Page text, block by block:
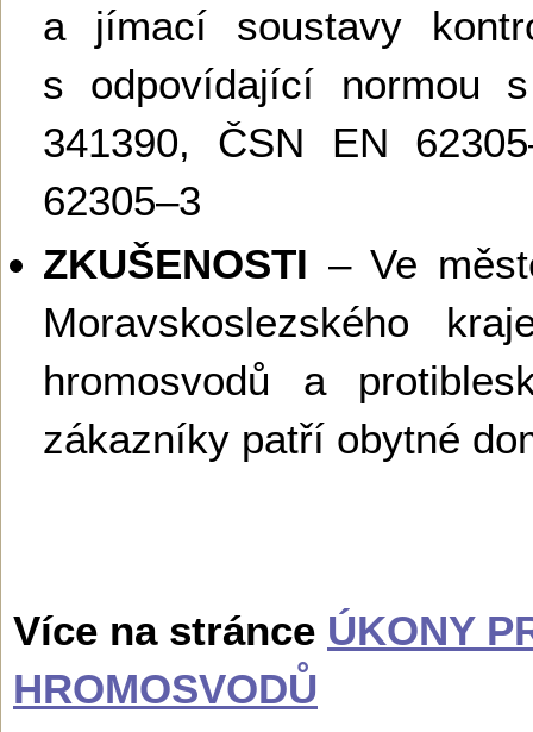
a jímací soustavy
s odpovídající normou
341390, ČSN EN
62305–3
ZKUŠENOSTI – Ve
Moravskoslezského
hromosvodů a
zákazníky patří obytné
Více na stránce ÚKONY
HROMOSVODŮ